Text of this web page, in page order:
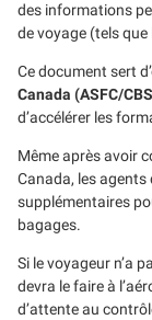
des informations
de voyage (tels
Ce document sert
Canada (ASFC/
d’accélérer les
Même après avoir
Canada, les
supplémentaires
bagages.
Si le voyageur n’a
devra le faire à
d’attente au